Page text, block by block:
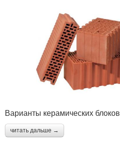
Варианты керамических блоков
читать дальше →